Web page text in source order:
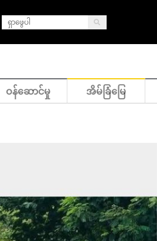
ဝန်ဆောင်မှု အိမ်ခြံမြေ